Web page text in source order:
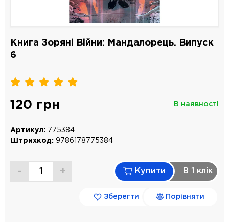
Книга Зоряні Війни: Мандалорець. Випуск
6
В наявності
120 грн
Артикул: 775384
Штрихкод: 9786178775384
- + Купити В 1 клiк
Зберегти Порівняти